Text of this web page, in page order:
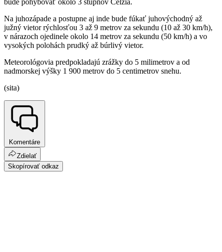
bude pohybovať okolo 3 stupňov Celzia.
Na juhozápade a postupne aj inde bude fúkať juhovýchodný až
južný vietor rýchlosťou 3 až 9 metrov za sekundu (10 až 30 km/h),
v nárazoch ojedinele okolo 14 metrov za sekundu (50 km/h) a vo
vysokých polohách prudký až búrlivý vietor.
Meteorológovia predpokladajú zrážky do 5 milimetrov a od
nadmorskej výšky 1 900 metrov do 5 centimetrov snehu.
(sita)
Komentáre
Zdielať
Skopírovať odkaz